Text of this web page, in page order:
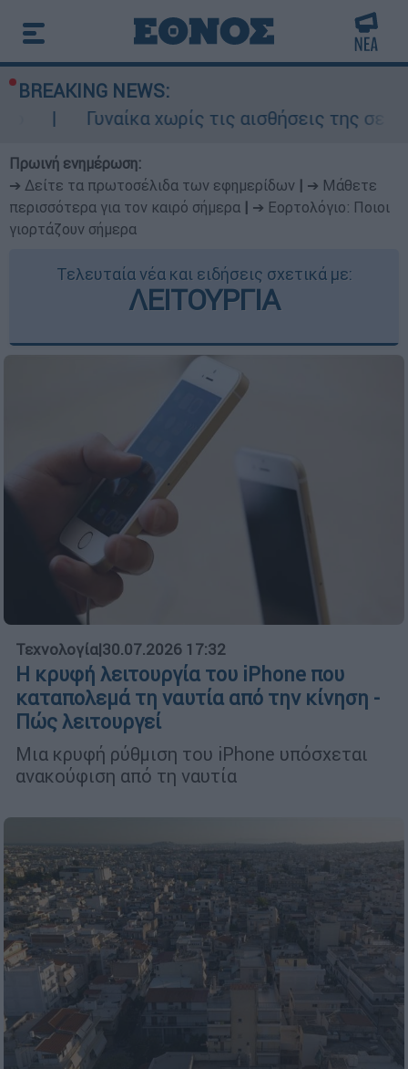
BREAKING NEWS:
χωρίς τις αισθήσεις της σε
Πρωινή ενημέρωση:
➔ Δείτε τα πρωτοσέλιδα των εφημερίδων
➔ Μάθετε
περισσότερα για τον καιρό σήμερα
➔ Εορτολόγιο: Ποιοι
γιορτάζουν σήμερα
Τελευταία νέα και ειδήσεις σχετικά με:
ΛΕΙΤΟΥΡΓΙΑ
Τεχνολογία|30.07.2026 17:32
Η κρυφή λειτουργία του iPhone που
καταπολεμά τη ναυτία από την κίνηση -
Πώς λειτουργεί
Μια κρυφή ρύθμιση του iPhone υπόσχεται
ανακούφιση από τη ναυτία